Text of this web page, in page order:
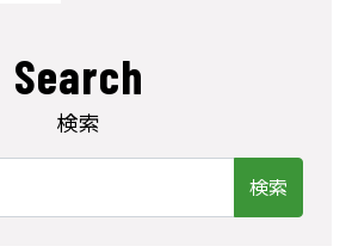
Search
検索